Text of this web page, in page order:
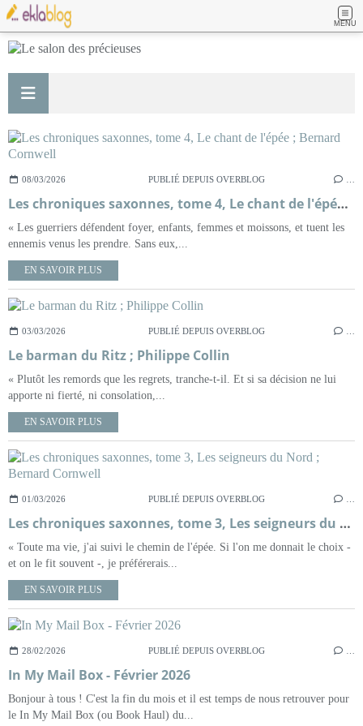
MENU
08/03/2026 PUBLIÉ DEPUIS OVERBLOG
Les chroniques saxonnes, tome 4, Le chant de l'épée ; Bernard Cornwell
« Les guerriers défendent foyer, enfants, femmes et moissons, et tuent les
ennemis venus les prendre. Sans eux,...
EN SAVOIR PLUS
03/03/2026 PUBLIÉ DEPUIS OVERBLOG
Le barman du Ritz ; Philippe Collin
« Plutôt les remords que les regrets, tranche-t-il. Et si sa décision ne lui
apporte ni fierté, ni consolation,...
EN SAVOIR PLUS
01/03/2026 PUBLIÉ DEPUIS OVERBLOG
Les chroniques saxonnes, tome 3, Les seigneurs du Nord ; Bernard Cornwell
« Toute ma vie, j'ai suivi le chemin de l'épée. Si l'on me donnait le choix -
et on le fit souvent -, je préférerais...
EN SAVOIR PLUS
28/02/2026 PUBLIÉ DEPUIS OVERBLOG
In My Mail Box - Février 2026
Bonjour à tous ! C'est la fin du mois et il est temps de nous retrouver pour
le In My Mail Box (ou Book Haul) du...